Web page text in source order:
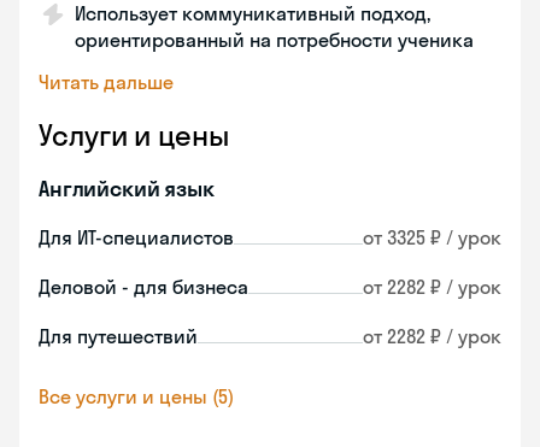
Использует коммуникативный подход,
ориентированный на потребности ученика
Читать дальше
Услуги и цены
Английский язык
Для ИТ-специалистов от 3325 ₽ / урок
Деловой - для бизнеса от 2282 ₽ / урок
Для путешествий от 2282 ₽ / урок
Все услуги и цены (5)